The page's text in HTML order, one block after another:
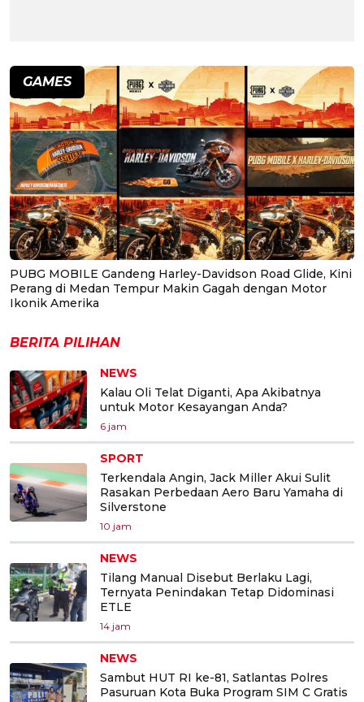
GAMES
PUBG MOBILE Gandeng Harley-Davidson Road Glide, Kini
Perang di Medan Tempur Makin Gagah dengan Motor
Ikonik Amerika
BERITA PILIHAN
NEWS
Kalau Oli Telat Diganti, Apa Akibatnya
untuk Motor Kesayangan Anda?
6 jam
SPORT
Terkendala Angin, Jack Miller Akui Sulit
Rasakan Perbedaan Aero Baru Yamaha di
Silverstone
10 jam
NEWS
Tilang Manual Disebut Berlaku Lagi,
Ternyata Penindakan Tetap Didominasi
ETLE
14 jam
NEWS
Sambut HUT RI ke-81, Satlantas Polres
Pasuruan Kota Buka Program SIM C Gratis